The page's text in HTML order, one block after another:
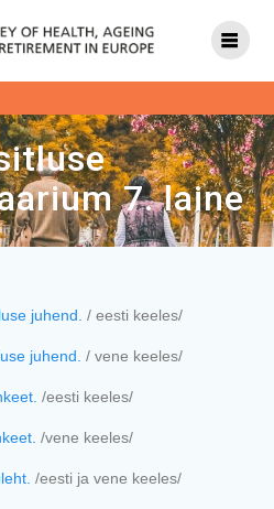
7. laine
juhend. / eesti keeles/
juhend. / vene keeles/
/eesti keeles/
/vene keeles/
/eesti ja vene keeles/